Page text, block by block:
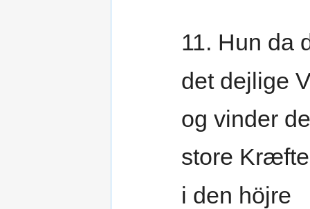
11. Hun da
det dejlige
og vinder
store
i den höjre